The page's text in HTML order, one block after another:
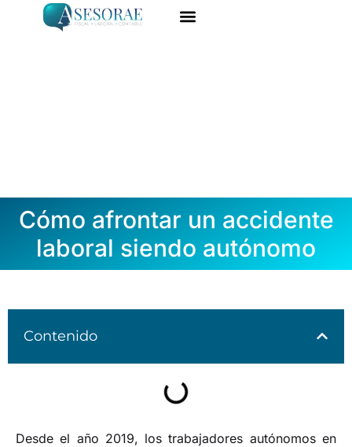
Cómo afrontar un accidente
laboral siendo autónomo
Contenido
Desde el año 2019, los trabajadores autónomos en